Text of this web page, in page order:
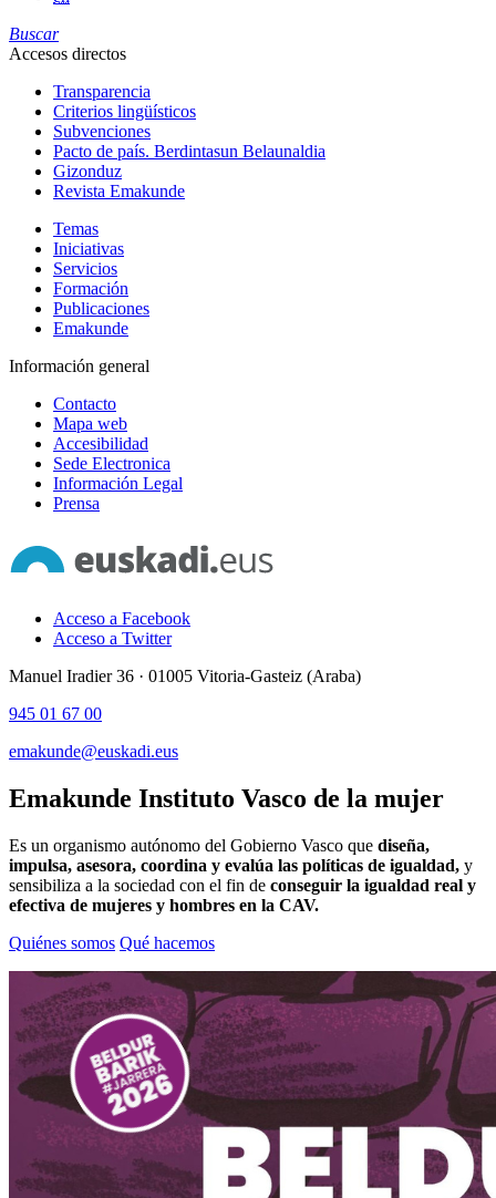
Buscar
Accesos directos
Transparencia
Criterios lingüísticos
Subvenciones
Pacto de país. Berdintasun Belaunaldia
Gizonduz
Revista Emakunde
Temas
Iniciativas
Servicios
Formación
Publicaciones
Emakunde
Información general
Contacto
Mapa web
Accesibilidad
Sede Electronica
Información Legal
Prensa
Acceso a Facebook
Acceso a Twitter
Manuel Iradier 36 · 01005 Vitoria-Gasteiz (Araba)
945 01 67 00
emakunde@euskadi.eus
Emakunde Instituto Vasco de la mujer
Es un organismo autónomo del Gobierno Vasco que diseña,
impulsa, asesora, coordina y evalúa las políticas de igualdad, y
sensibiliza a la sociedad con el fin de conseguir la igualdad real y
efectiva de mujeres y hombres en la CAV.
Quiénes somos Qué hacemos